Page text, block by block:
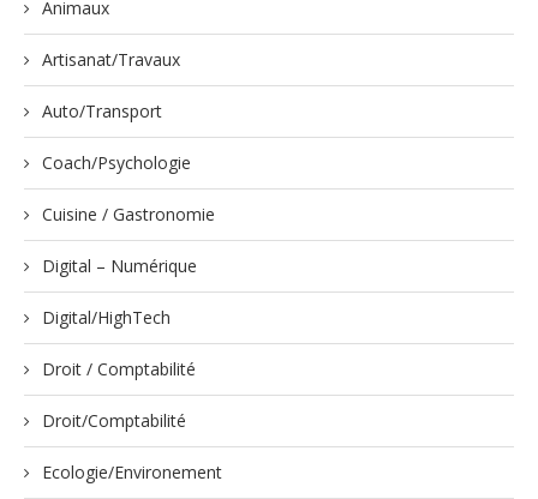
Animaux
Artisanat/Travaux
Auto/Transport
Coach/Psychologie
Cuisine / Gastronomie
Digital – Numérique
Digital/HighTech
Droit / Comptabilité
Droit/Comptabilité
Ecologie/Environement